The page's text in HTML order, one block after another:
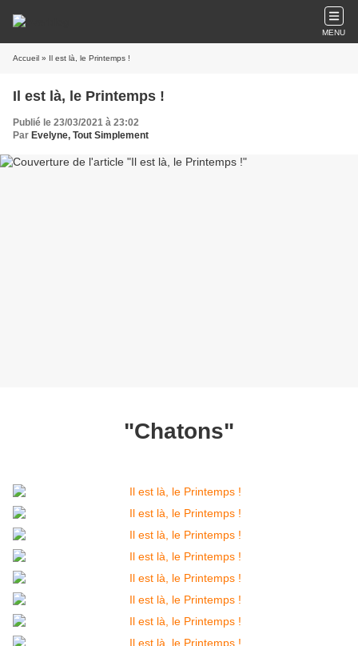
MENU
Accueil » Il est là, le Printemps !
Il est là, le Printemps !
Publié le 23/03/2021 à 23:02
Par Evelyne, Tout Simplement
"Chatons"